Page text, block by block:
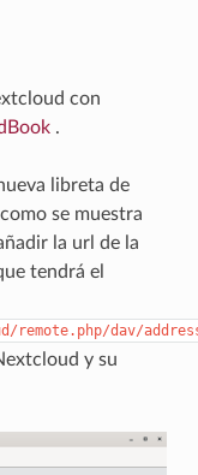
con
.
libreta de
se muestra
la url de la
tendrá el
remote.php/dav/
y su